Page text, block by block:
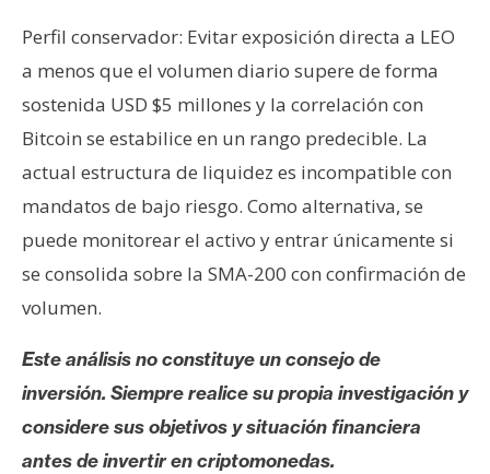
Perfil conservador: Evitar exposición directa a LEO
a menos que el volumen diario supere de forma
sostenida USD $5 millones y la correlación con
Bitcoin se estabilice en un rango predecible. La
actual estructura de liquidez es incompatible con
mandatos de bajo riesgo. Como alternativa, se
puede monitorear el activo y entrar únicamente si
se consolida sobre la SMA-200 con confirmación de
volumen.
Este análisis no constituye un consejo de
inversión. Siempre realice su propia investigación y
considere sus objetivos y situación financiera
antes de invertir en criptomonedas.